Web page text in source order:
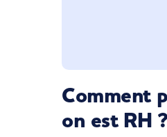
Comment
on est RH ?